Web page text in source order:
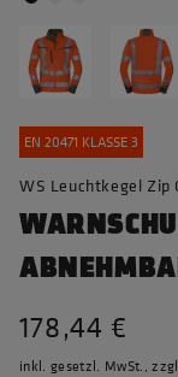
EN 20471 KLASSE 3
WS Leuchtkegel Zip
178,44 €
inkl. gesetzl. MwSt.,